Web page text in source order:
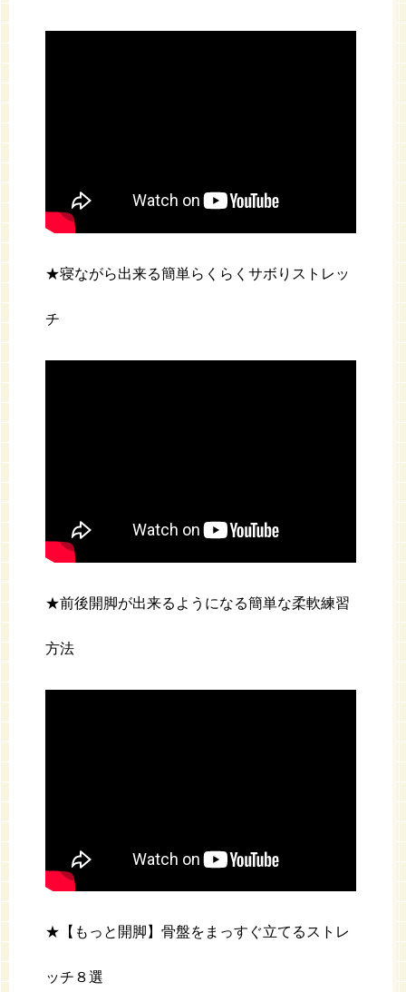
★寝ながら出来る簡単らくらくサボりストレッ
チ
★前後開脚が出来るようになる簡単な柔軟練習
方法
★【もっと開脚】骨盤をまっすぐ立てるストレ
ッチ８選